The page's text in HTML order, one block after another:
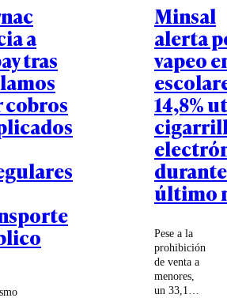
a
tras
cobros
Minsal
alerta
vapeo
14,8%
último
Pese a la
prohibición
de venta a
menores,
un 33,1%